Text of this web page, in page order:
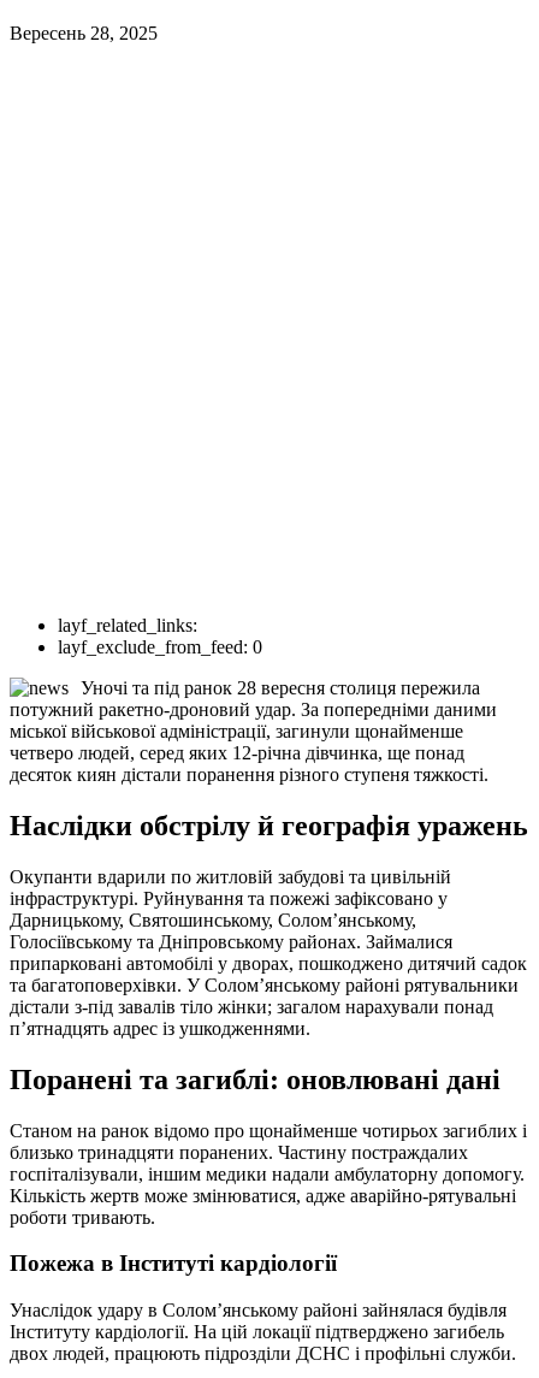
Вересень 28, 2025
layf_related_links:
layf_exclude_from_feed: 0
Уночі та під ранок 28 вересня столиця пережила
потужний ракетно-дроновий удар. За попередніми даними
міської військової адміністрації, загинули щонайменше
четверо людей, серед яких 12-річна дівчинка, ще понад
десяток киян дістали поранення різного ступеня тяжкості.
Наслідки обстрілу й географія уражень
Окупанти вдарили по житловій забудові та цивільній
інфраструктурі. Руйнування та пожежі зафіксовано у
Дарницькому, Святошинському, Солом’янському,
Голосіївському та Дніпровському районах. Займалися
припарковані автомобілі у дворах, пошкоджено дитячий садок
та багатоповерхівки. У Солом’янському районі рятувальники
дістали з-під завалів тіло жінки; загалом нарахували понад
п’ятнадцять адрес із ушкодженнями.
Поранені та загиблі: оновлювані дані
Станом на ранок відомо про щонайменше чотирьох загиблих і
близько тринадцяти поранених. Частину постраждалих
госпіталізували, іншим медики надали амбулаторну допомогу.
Кількість жертв може змінюватися, адже аварійно-рятувальні
роботи тривають.
Пожежа в Інституті кардіології
Унаслідок удару в Солом’янському районі зайнялася будівля
Інституту кардіології. На цій локації підтверджено загибель
двох людей, працюють підрозділи ДСНС і профільні служби.